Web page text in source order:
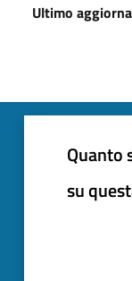
Ultimo
Quanto
su